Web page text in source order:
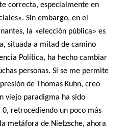
correcta, especialmente en
Sin embargo, en el
la »elección pública» es
situada a mitad de camino
Política, ha hecho cambiar
personas. Si se me permite
de Thomas Kuhn, creo
viejo paradigma ha sido
retrocediendo un poco más
metáfora de Nietzsche, ahora